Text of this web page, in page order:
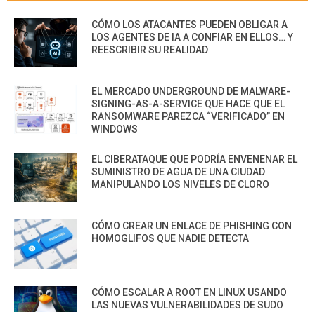
CÓMO LOS ATACANTES PUEDEN OBLIGAR A
LOS AGENTES DE IA A CONFIAR EN ELLOS… Y
REESCRIBIR SU REALIDAD
EL MERCADO UNDERGROUND DE MALWARE-
SIGNING-AS-A-SERVICE QUE HACE QUE EL
RANSOMWARE PAREZCA “VERIFICADO” EN
WINDOWS
EL CIBERATAQUE QUE PODRÍA ENVENENAR EL
SUMINISTRO DE AGUA DE UNA CIUDAD
MANIPULANDO LOS NIVELES DE CLORO
CÓMO CREAR UN ENLACE DE PHISHING CON
HOMOGLIFOS QUE NADIE DETECTA
CÓMO ESCALAR A ROOT EN LINUX USANDO
LAS NUEVAS VULNERABILIDADES DE SUDO